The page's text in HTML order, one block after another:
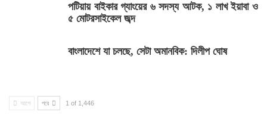
পটিয়ায় বাইকার গ্যাংয়ের ৬ সদস্য আটক, ১ লাখ ইয়াবা ও
৫ মোটরসাইকেল জব্দ
বাংলাদেশে যা চলছে, সেটা অমানবিক: দিলীপ ঘোষ
আগে পরে 1 of 1,446